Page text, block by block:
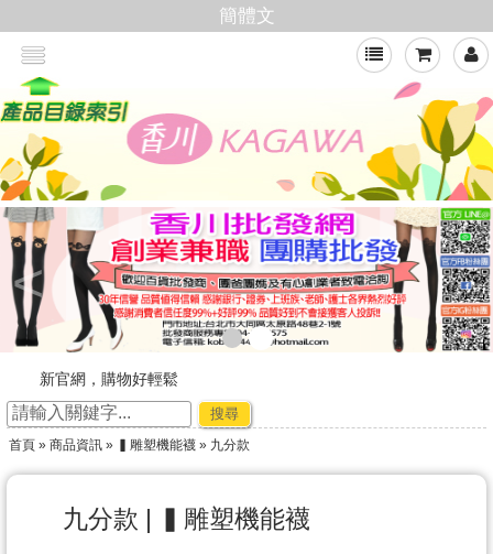
簡體文
<
新官網，購物好輕鬆
☆ ★~廠商合作-專利技術~☆ ★
★★年節出貨公告★★
加入會員,即可享有批發價格
搜尋
首頁» 商品資訊» ▍雕塑機能襪» 九分款
九分款 | ▍雕塑機能襪